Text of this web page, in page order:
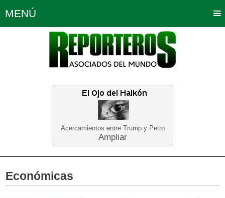
Acercamientos entre Trump y Petro
Ampliar
MENÚ
Política Opinión Bogotá
Planeta Tierra Deportes
Educación Neira
Económicas